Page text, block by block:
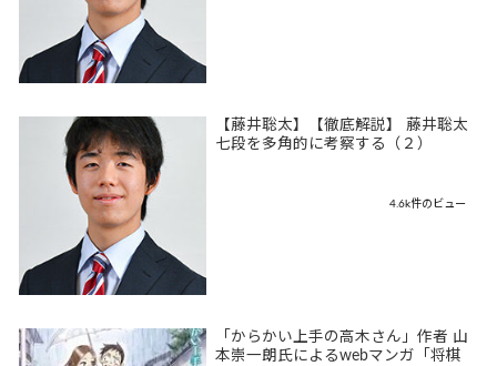
【藤井聡太】【徹底解説】 藤井聡太
七段を多角的に考察する（２）
4.6k件のビュー
「からかい上手の高木さん」作者 山
本崇一朗氏によるwebマンガ「将棋